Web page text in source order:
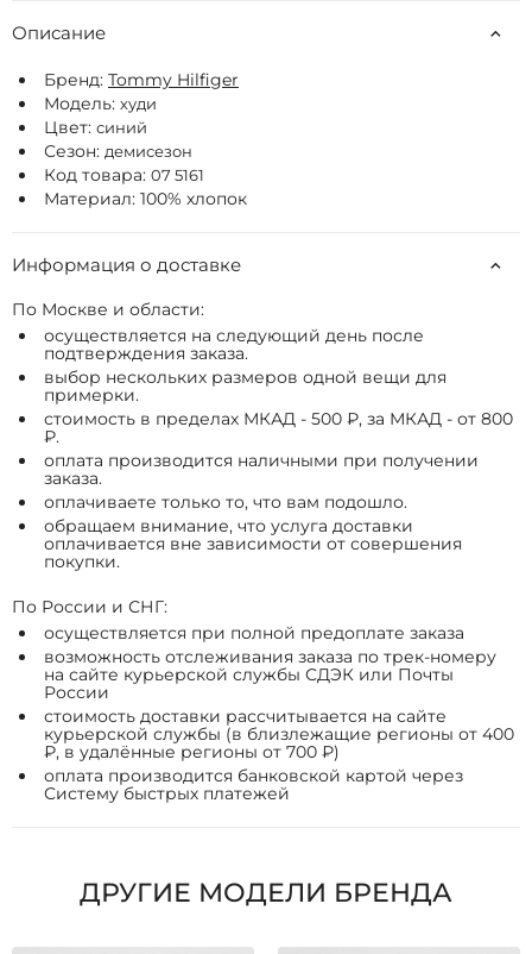
Описание
Бренд: Tommy Hilfiger
Модель: худи
Цвет: синий
Сезон: демисезон
Код товара: 07 5161
Материал: 100% хлопок
Информация о доставке
По Москве и области:
осуществляется на следующий день после
подтверждения заказа.
выбор нескольких размеров одной вещи для
примерки.
стоимость в пределах МКАД - 500 ₽, за МКАД - от 800
₽.
оплата производится наличными при получении
заказа.
оплачиваете только то, что вам подошло.
обращаем внимание, что услуга доставки
оплачивается вне зависимости от совершения
покупки.
По России и СНГ:
осуществляется при полной предоплате заказа
возможность отслеживания заказа по трек-номеру
на сайте курьерской службы СДЭК или Почты
России
стоимость доставки рассчитывается на сайте
курьерской службы (в близлежащие регионы от 400
₽, в удалённые регионы от 700 ₽)
оплата производится банковской картой через
Систему быстрых платежей
ДРУГИЕ МОДЕЛИ БРЕНДА